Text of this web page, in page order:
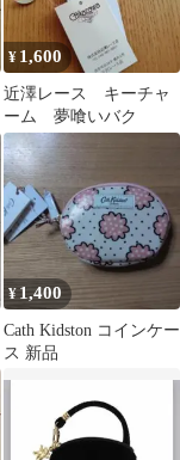
¥ 1,600
近澤レース キーチャ
ーム 夢喰いバク
¥ 1,400
Cath Kidston コインケー
ス 新品